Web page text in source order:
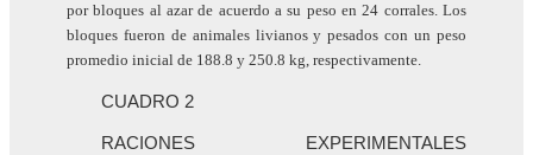
por bloques al azar de acuerdo a su peso en 24 corrales. Los
bloques fueron de animales livianos y pesados con un peso
promedio inicial de 188.8 y 250.8 kg, respectivamente.
CUADRO 2
RACIONES EXPERIMENTALES